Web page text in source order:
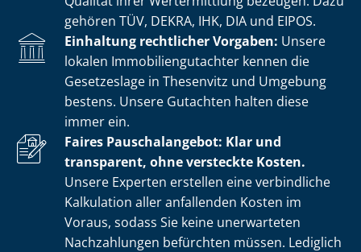
gehören TÜV, DEKRA, IHK, DIA und EIPOS.
Einhaltung rechtlicher Vorgaben: Unsere
lokalen Im­mo­bi­li­en­gut­ach­ter kennen die
Gesetzeslage in Thesenvitz und Umgebung
bestens. Unsere Gutachten halten diese
immer ein.
Faires Pauschalangebot: Klar und
transparent, ohne versteckte Kosten.
Unsere Experten erstellen eine verbindliche
Kalkulation aller anfallenden Kosten im
Voraus, sodass Sie keine unerwarteten
Nachzahlungen befürchten müssen. Lediglich